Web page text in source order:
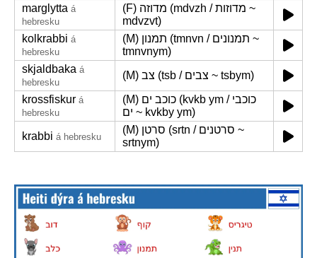
marglytta á
hebresku
(F) מדוזה (mdvzh / מדוזות ~
mdvzvt)
kolkrabbi á
hebresku
(M) תמנון (tmnvn / תמנונים ~
tmnvnym)
skjaldbaka á
hebresku
(M) צב (tsb / צבים ~ tsbym)
krossfiskur á
hebresku
(M) כוכב ים (kvkb ym / כוכבי
ים ~ kvkby ym)
krabbi á hebresku
(M) סרטן (srtn / סרטנים ~
srtnym)